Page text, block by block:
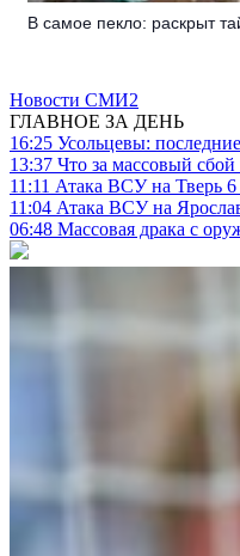
В самое пекло: раскрыт
Новости СМИ2
ГЛАВНОЕ ЗА ДЕНЬ
16:25 Усольцевы:
13:37 Что за массовый
11:11 Атака ВСУ на Тверь 6
11:04 Атака ВСУ на
06:48 Массовая драка с